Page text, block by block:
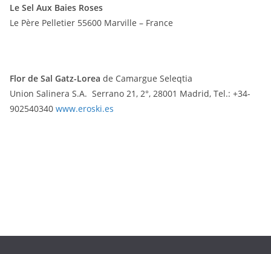
Le Sel Aux Baies Roses
Le Père Pelletier 55600 Marville – France
Flor de Sal Gatz-Lorea de Camargue Seleqtia
Union Salinera S.A. Serrano 21, 2°, 28001 Madrid, Tel.: +34-
902540340 www.eroski.es